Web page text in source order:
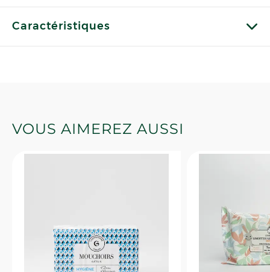
Caractéristiques
VOUS AIMEREZ AUSSI